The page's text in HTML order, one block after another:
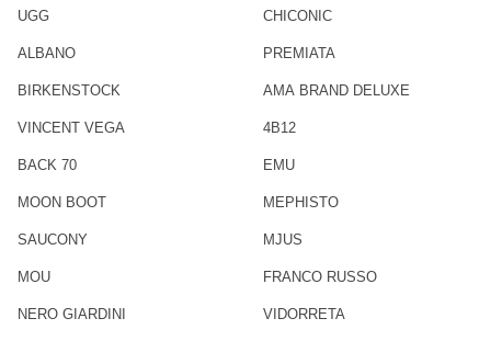
UGG
ALBANO
BIRKENSTOCK
VINCENT VEGA
BACK 70
MOON BOOT
SAUCONY
MOU
NERO GIARDINI
CHICONIC
PREMIATA
AMA BRAND DELUXE
4B12
EMU
MEPHISTO
MJUS
FRANCO RUSSO
VIDORRETA